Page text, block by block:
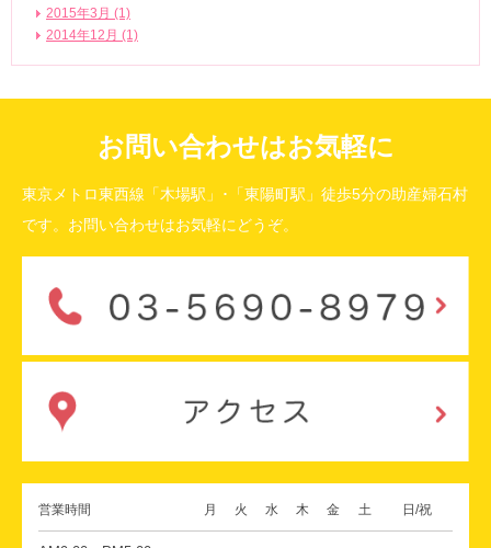
2015年3月 (1)
2014年12月 (1)
お問い合わせはお気軽に
東京メトロ東西線「木場駅」･「東陽町駅」徒歩5分の助産婦石村
です。お問い合わせはお気軽にどうぞ。
営業時間 月 火 水 木 金 土 日/祝